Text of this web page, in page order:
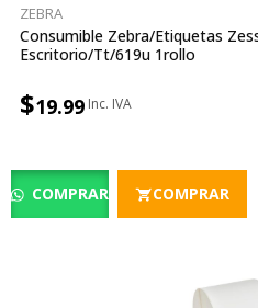
ZEBRA
Consumible Zebra/etiquetas
Escritorio/tt/619u 1rollo
$19.99
COMPRAR COMPRAR